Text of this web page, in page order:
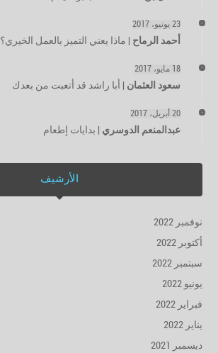
23 يونيو، 2017
أحمد الرماح ماذا يعني التميز بالعمل الخيري؟
18 مايو، 2017
سعود العثمان أبا راشد قد أتعبت من بعدك
20 أبريل، 2017
عبدالمنعم الدوسري بدايات إطعام
الأرشيف
نوفمبر 2022
أكتوبر 2022
سبتمبر 2022
يونيو 2022
فبراير 2022
يناير 2022
ديسمبر 2021